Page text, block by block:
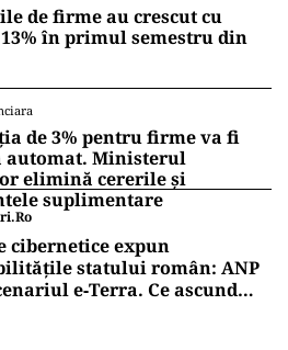
de firme au crescut cu
în primul semestru din
de 3% pentru firme va fi
automat. Ministerul
elimină cererile și
suplimentare
cibernetice expun
statului român: ANP
e‑Terra. Ce ascund